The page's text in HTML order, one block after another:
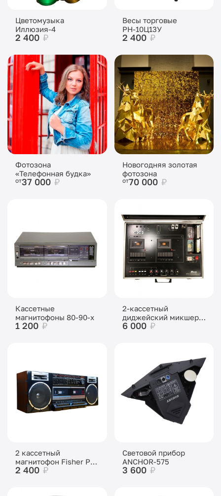
Цветомузыка
Иллюзия-4
2 400 ₽
Весы торговые
РН-10Ц13У
2 400 ₽
Фотозона
«Телефонная будка»
от37 000 ₽
Новогодняя золотая
фотозона
от70 000 ₽
Кассетные
магнитофоны 80-90-х
1 200 ₽
2-кассетный
диджейский микшер
Beag Emp-101
6 000 ₽
2 кассетный
магнитофон Fisher PH-
W702K
2 400 ₽
Cветовой прибор
ANCHOR-575
3 600 ₽